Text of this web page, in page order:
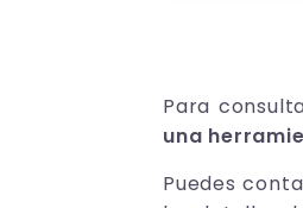
Para
una
Puedes